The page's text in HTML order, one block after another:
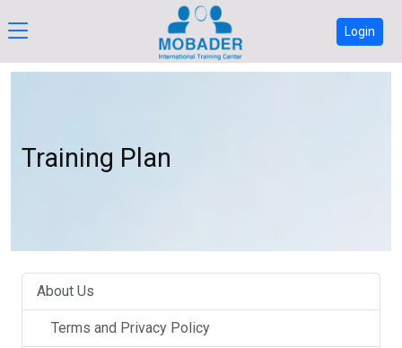
Login
Training Plan
About Us
Terms and Privacy Policy